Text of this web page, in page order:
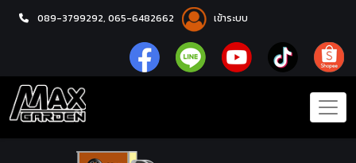
089-3799292, 065-6482662 เข้าระบบ
หน้าแรก